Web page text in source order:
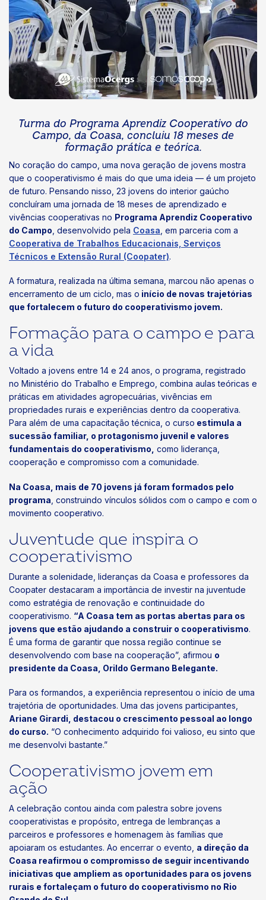
Turma do Programa Aprendiz Cooperativo do
Campo, da Coasa, concluiu 18 meses de
formação prática e teórica.
No coração do campo, uma nova geração de jovens mostra
que o cooperativismo é mais do que uma ideia — é um projeto
de futuro. Pensando nisso, 23 jovens do interior gaúcho
concluíram uma jornada de 18 meses de aprendizado e
vivências cooperativas no Programa Aprendiz Cooperativo
do Campo , desenvolvido pela Coasa , em parceria com a
Cooperativa de Trabalhos Educacionais, Serviços
Técnicos e Extensão Rural (Coopater).
A formatura, realizada na última semana, marcou não apenas o
encerramento de um ciclo, mas o início de novas trajetórias
que fortalecem o futuro do cooperativismo jovem.
Formação para o campo e para
a vida
Voltado a jovens entre 14 e 24 anos, o programa, registrado
no Ministério do Trabalho e Emprego, combina aulas teóricas e
práticas em atividades agropecuárias, vivências em
propriedades rurais e experiências dentro da cooperativa.
Para além de uma capacitação técnica, o curso estimula a
sucessão familiar, o protagonismo juvenil e valores
fundamentais do cooperativismo, como liderança,
cooperação e compromisso com a comunidade.
Na Coasa, mais de 70 jovens já foram formados pelo
programa , construindo vínculos sólidos com o campo e com o
movimento cooperativo.
Juventude que inspira o
cooperativismo
Durante a solenidade, lideranças da Coasa e professores da
Coopater destacaram a importância de investir na juventude
como estratégia de renovação e continuidade do
cooperativismo. “A Coasa tem as portas abertas para os
jovens que estão ajudando a construir o cooperativismo.
É uma forma de garantir que nossa região continue se
desenvolvendo com base na cooperação”, afirmou o
presidente da Coasa, Orildo Germano Belegante.
Para os formandos, a experiência representou o início de uma
trajetória de oportunidades. Uma das jovens participantes,
Ariane Girardi, destacou o crescimento pessoal ao longo
do curso. “O conhecimento adquirido foi valioso, eu sinto que
me desenvolvi bastante.”
Cooperativismo jovem em
ação
A celebração contou ainda com palestra sobre jovens
cooperativistas e propósito, entrega de lembranças a
parceiros e professores e homenagem às famílias que
apoiaram os estudantes. Ao encerrar o evento, a direção da
Coasa reafirmou o compromisso de seguir incentivando
iniciativas que ampliem as oportunidades para os jovens
rurais e fortaleçam o futuro do cooperativismo no Rio